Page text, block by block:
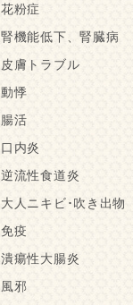
花粉症
腎機能低下、腎臓病
皮膚トラブル
動悸
腸活
口内炎
逆流性食道炎
大人ニキビ･吹き出物
免疫
潰瘍性大腸炎
風邪